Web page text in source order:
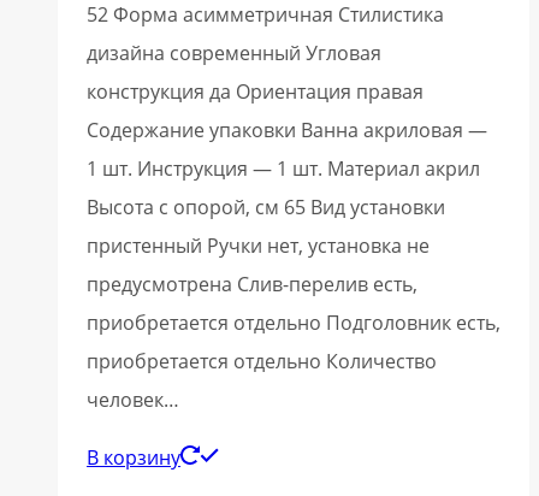
52 Форма асимметричная Стилистика
дизайна современный Угловая
конструкция да Ориентация правая
Содержание упаковки Ванна акриловая —
1 шт. Инструкция — 1 шт. Материал акрил
Высота с опорой, см 65 Вид установки
пристенный Ручки нет, установка не
предусмотрена Слив-перелив есть,
приобретается отдельно Подголовник есть,
приобретается отдельно Количество
человек…
В корзину